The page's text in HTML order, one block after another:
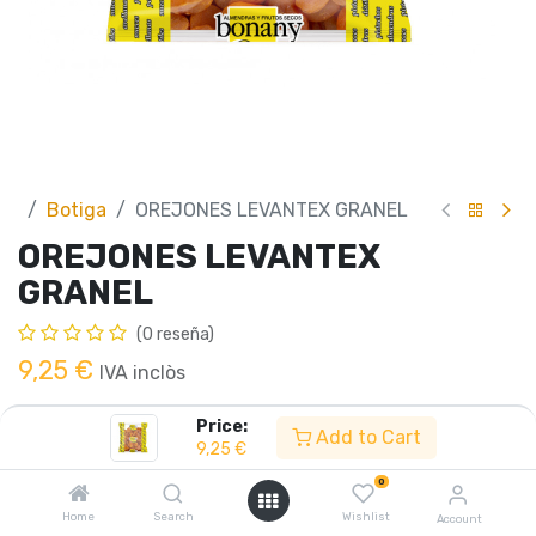
Price:
9,25 €
Add to Cart
Home Search
0
Wishlist Account
Botiga OREJONES LEVANTEX GRANEL
OREJONES LEVANTEX
GRANEL
(0 reseña)
9,25 € IVA inclòs
Afegir a la cistella